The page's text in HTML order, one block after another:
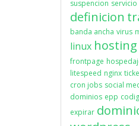
suspencion servicio
definicion
banda ancha virus
linux hosting
frontpage
litespeed nginx
cron jobs social
dominios epp
expirar